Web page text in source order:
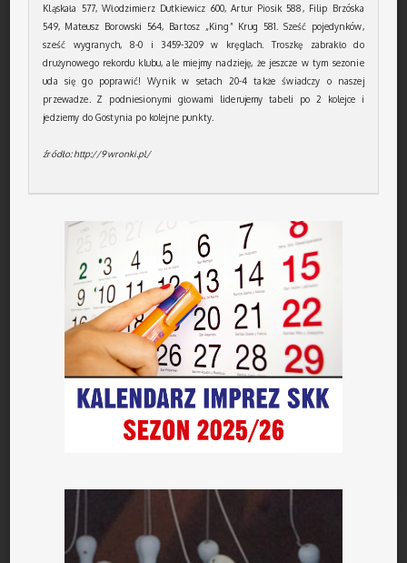
Kląskała 577, Włodzimierz Dutkiewicz 600, Artur Piosik 588, Filip Brzóska
549, Mateusz Borowski 564, Bartosz „King” Krug 581. Sześć pojedynków,
sześć wygranych, 8-0 i 3459-3209 w kręglach. Troszkę zabrakło do
drużynowego rekordu klubu, ale miejmy nadzieję, że jeszcze w tym sezonie
uda się go poprawić! Wynik w setach 20-4 także świadczy o naszej
przewadze. Z podniesionymi głowami liderujemy tabeli po 2 kolejce i
jedziemy do Gostynia po kolejne punkty.
źródło: http://9wronki.pl/